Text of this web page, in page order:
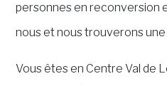
personnes en reconversion
nous et nous trouverons
Vous êtes en Centre Val de